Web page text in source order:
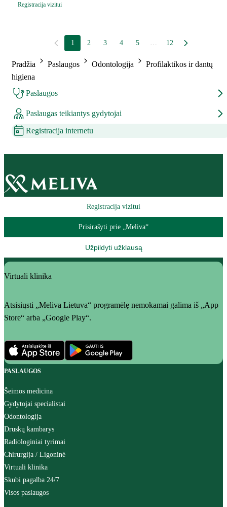
Registracija vizitui
1 2 3 4 5 12
Pradžia Paslaugos Odontologija
Profilaktikos ir dantų
higiena
Paslaugos
Paslaugas teikiantys gydytojai
Registracija internetu
Registracija vizitui
Prisirašyti prie „Meliva“
Užpildyti užklausą
Virtuali klinika
Atsisiųsti „Meliva Lietuva“ programėlę nemokamai galima iš „App
Store“ arba „Google Play“.
PASLAUGOS
Šeimos medicina
Gydytojai specialistai
Odontologija
Druskų kambarys
Radiologiniai tyrimai
Chirurgija / Ligoninė
Virtuali klinika
Skubi pagalba 24/7
Visos paslaugos